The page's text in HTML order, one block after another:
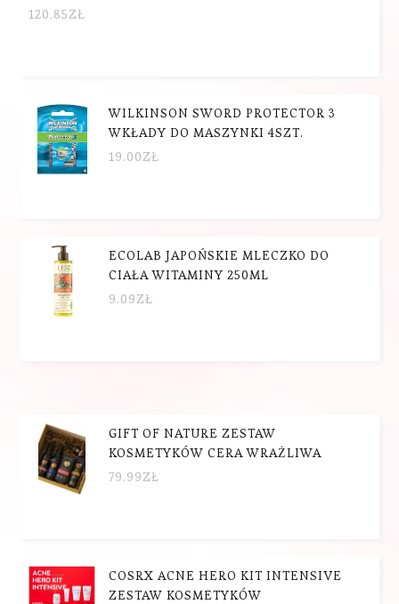
120.85ZŁ
WILKINSON SWORD PROTECTOR 3
WKŁADY DO MASZYNKI 4SZT.
19.00ZŁ
ECOLAB JAPOŃSKIE MLECZKO DO
CIAŁA WITAMINY 250ML
9.09ZŁ
GIFT OF NATURE ZESTAW
KOSMETYKÓW CERA WRAŻLIWA
79.99ZŁ
COSRX ACNE HERO KIT INTENSIVE
ZESTAW KOSMETYKÓW